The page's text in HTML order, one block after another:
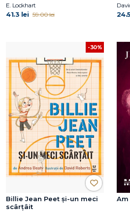
E. Lockhart
41.3 lei 59.00 lei
-30%
Billie Jean Peet și-un meci
scârțâit